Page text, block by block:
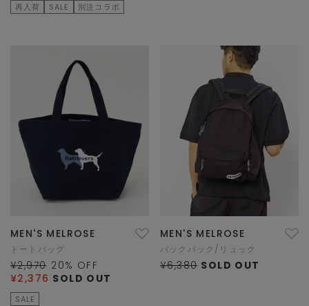
再入荷 SALE 別注コラボ
MEN'S MELROSE
トートバッグ
¥2,970 20% OFF
¥2,376 SOLD OUT
SALE
MEN'S MELROSE
バックパック/リュック
¥6,380 SOLD OUT